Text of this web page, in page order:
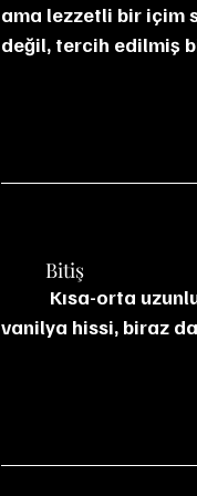
ama lezzetli bir içim
değil, tercih edilmiş
	Bitiş
vanilya hissi, biraz